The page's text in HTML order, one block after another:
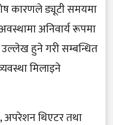
कारणले ड्यूटी समयमा
अनिवार्य रूपमा
हुने गरी सम्बन्धित
मिलाइने
थिएटर तथा